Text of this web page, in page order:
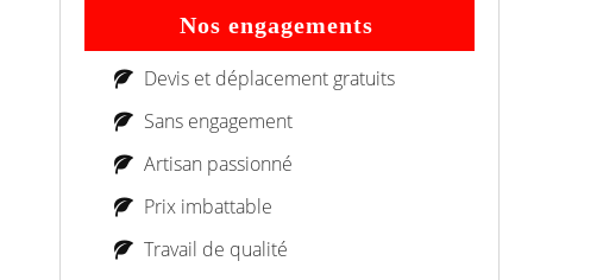
Nos engagements
Devis et déplacement gratuits
Sans engagement
Artisan passionné
Prix imbattable
Travail de qualité